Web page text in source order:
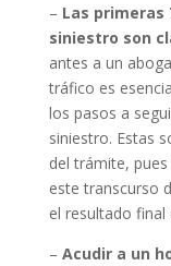
– Las primeras
siniestro son
antes a un
tráfico es
los pasos a
siniestro. Estas
del trámite,
este transcurso
el resultado final
– Acudir a un